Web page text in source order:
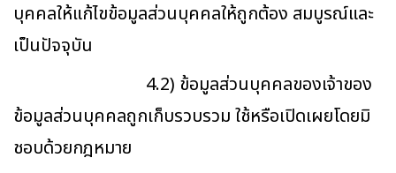
บุคคลให้แก้ไขข้อมูลส่วนบุคคลให้ถูกต้อง สมบูรณ์และ
เป็นปัจจุบัน
4.2) ข้อมูลส่วนบุคคลของเจ้าของ
ข้อมูลส่วนบุคคลถูกเก็บรวบรวม ใช้หรือเปิดเผยโดยมิ
ชอบด้วยกฎหมาย